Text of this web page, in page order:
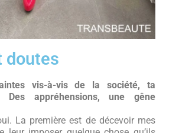
doutes
vis-à-vis de la société, ta
Des appréhensions, une gêne
La première est de décevoir mes